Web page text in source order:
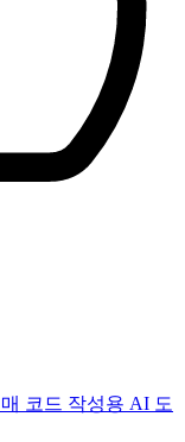
코드 작성용 AI 도